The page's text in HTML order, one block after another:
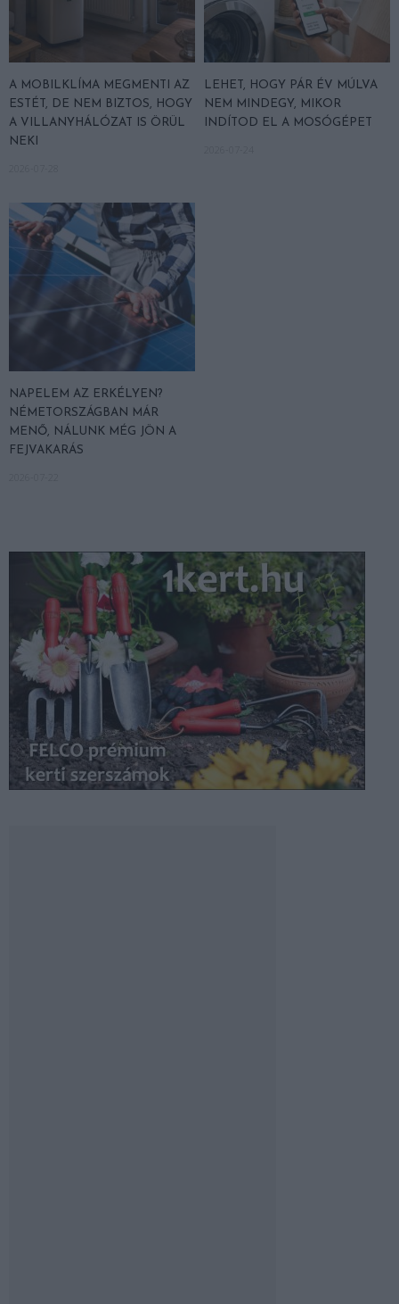
A MOBILKLÍMA MEGMENTI AZ
ESTÉT, DE NEM BIZTOS, HOGY
A VILLANYHÁLÓZAT IS ÖRÜL
NEKI
LEHET, HOGY PÁR ÉV MÚLVA
NEM MINDEGY, MIKOR
INDÍTOD EL A MOSÓGÉPET
NAPELEM AZ ERKÉLYEN?
NÉMETORSZÁGBAN MÁR
MENŐ, NÁLUNK MÉG JÖN A
FEJVAKARÁS